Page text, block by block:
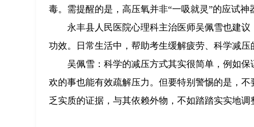
毒。需提醒的是，高压氧并非“一吸就灵”的应试神
永丰县人民医院心理科主治医师吴佩雪也建
功效。日常生活中，帮助考生缓解疲劳、科学减压
吴佩雪：科学的减压方式其实很简单，例如
欢的事也能有效疏解压力。但要特别警惕的是，
乏实质的证据，与其依赖外物，不如踏踏实实地调